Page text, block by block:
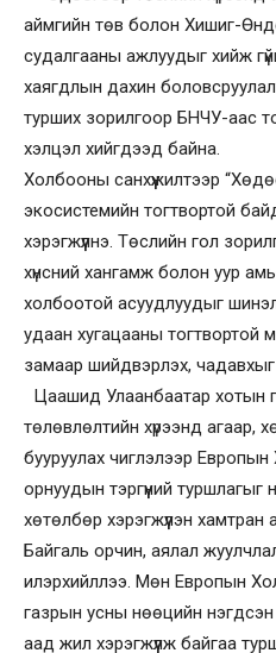
аймгийн төв болон Хишиг-
судалгааны ажлуудыг хийж
хаягдлын дахин
турших зорилгоор БНЧУ-аас
хэлцэл хийгдээд байна.
Холбооны санхүүжилтээр
экосистемийн тогтвортой
хэрэгжүүлнэ. Төслийн гол
хүнсний хангамж болон уур
холбоотой асуудлуудыг
удаан хугацааны тогтвортой
замаар шийдвэрлэх,
Цаашид Улаанбаатар хотын
төлөвлөлтийн хүрээнд агаар,
бууруулах чиглэлээр Европын
орнуудын тэргүүний туршлагыг
хөтөлбөр хэрэгжүүлэн
Байгаль орчин, аялал
илэрхийллээ. Мөн Европын
газрын усны нөөцийн нэгдсэн
аад жил хэрэгжүүлж байгаа